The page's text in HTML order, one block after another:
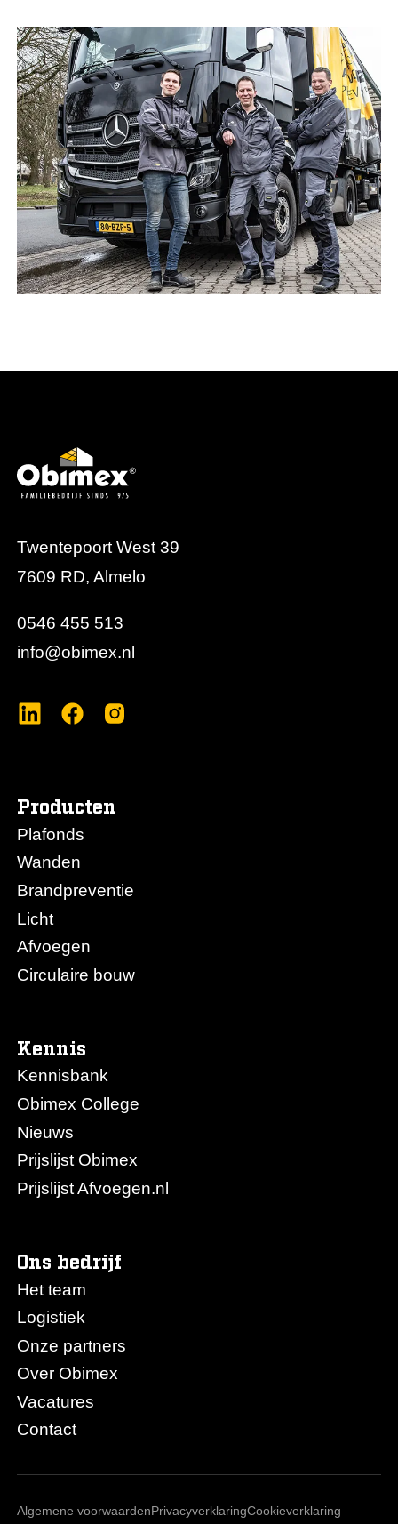
Twentepoort West 39
7609 RD, Almelo
0546 455 513
info@obimex.nl
Producten
Plafonds
Wanden
Brandpreventie
Licht
Afvoegen
Circulaire bouw
Kennis
Kennisbank
Obimex College
Nieuws
Prijslijst Obimex
Prijslijst Afvoegen.nl
Ons bedrijf
Het team
Logistiek
Onze partners
Over Obimex
Vacatures
Contact
Algemene voorwaardenPrivacyverklaringCookieverklaring